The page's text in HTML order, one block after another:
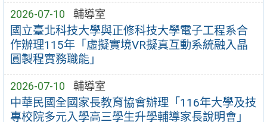
2026-07-10 輔導室
國立臺北科技大學與正修科技大學電子工程系合
作辦理115年「虛擬實境VR擬真互動系統融入晶
圓製程實務職能」
2026-07-10 輔導室
中華民國全國家長教育協會辦理「116年大學及技
專校院多元入學高三學生升學輔導家長說明會」